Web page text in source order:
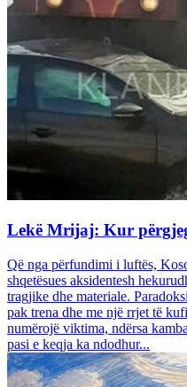
Lekë Mrijaj: Kur
Që nga përfundimi i luftës,
shqetësues aksidentesh
tragjike dhe materiale.
pak trena dhe me një rrjet të
numërojë viktima, ndërsa
pasi e keqja ka ndodhur...